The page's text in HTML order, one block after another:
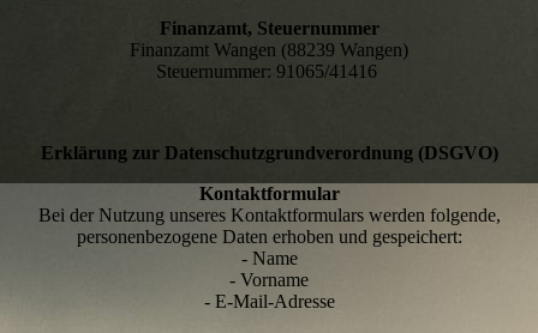
Finanzamt, Steuernummer
Finanzamt Wangen (88239 Wangen)
Steuernummer: 91065/41416
Erklärung zur Datenschutzgrundverordnung (DSGVO)
Kontaktformular
Bei der Nutzung unseres Kontaktformulars werden folgende,
personenbezogene Daten erhoben und gespeichert:
- Name
- Vorname
- E-Mail-Adresse